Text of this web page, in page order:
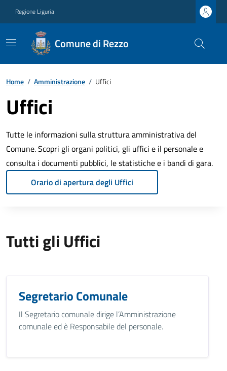
Regione Liguria
Comune di Rezzo
Home / Amministrazione / Uffici
Uffici
Tutte le informazioni sulla struttura amministrativa del
Comune. Scopri gli organi politici, gli uffici e il personale e
consulta i documenti pubblici, le statistiche e i bandi di gara.
Orario di apertura degli Uffici
Tutti gli Uffici
Segretario Comunale
Il Segretario comunale dirige l’Amministrazione
comunale ed è Responsabile del personale.